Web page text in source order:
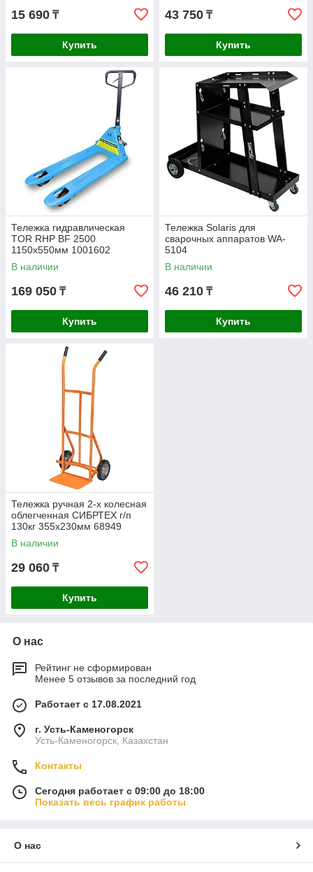
15 690 ₸
Купить
43 750 ₸
Купить
Тележка гидравлическая
TOR RHP BF 2500
1150х550мм 1001602
В наличии
169 050 ₸
Купить
Тележка Solaris для
сварочных аппаратов WA-
5104
В наличии
46 210 ₸
Купить
Тележка ручная 2-х колесная
облегченная СИБРТЕХ г/п
130кг 355х230мм 68949
В наличии
29 060 ₸
Купить
О нас
Рейтинг не сформирован
Менее 5 отзывов за последний год
Работает с 17.08.2021
г. Усть-Каменогорск
Усть-Каменогорск, Казахстан
Контакты
Сегодня работает с 09:00 до 18:00
Показать весь график работы
О нас